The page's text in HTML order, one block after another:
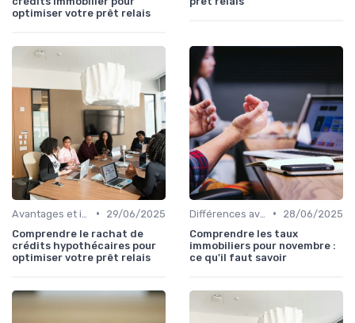
optimiser votre prêt relais
•
29/06/2025
Comprendre le rachat de
crédits hypothécaires pour
optimiser votre prêt relais
•
28/06/2025
Comprendre les taux
immobiliers pour novembre :
ce qu'il faut savoir